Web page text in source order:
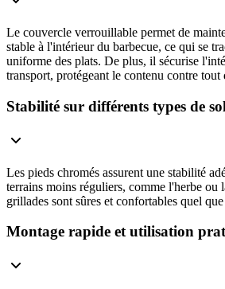
Le couvercle verrouillable permet de
stable à l'intérieur du barbecue, ce qui se
uniforme des plats. De plus, il sécurise
transport, protégeant le contenu contre tout
Stabilité sur différents types de
Les pieds chromés assurent une stabilité
terrains moins réguliers, comme l'herbe ou
grillades sont sûres et confortables quel
Montage rapide et utilisation